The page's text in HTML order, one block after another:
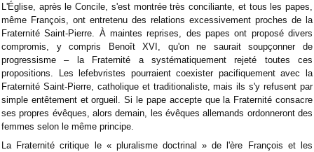
L'Église, après le Concile, s'est montrée très conciliante, et tous les papes,
même François, ont entretenu des relations excessivement proches de la
Fraternité Saint-Pierre. À maintes reprises, des papes ont proposé divers
compromis, y compris Benoît XVI, qu'on ne saurait soupçonner de
progressisme – la Fraternité a systématiquement rejeté toutes ces
propositions. Les lefebvristes pourraient coexister pacifiquement avec la
Fraternité Saint-Pierre, catholique et traditionaliste, mais ils s'y refusent par
simple entêtement et orgueil. Si le pape accepte que la Fraternité consacre
ses propres évêques, alors demain, les évêques allemands ordonneront des
femmes selon le même principe.
La Fraternité critique le « pluralisme doctrinal » de l'ère François et les